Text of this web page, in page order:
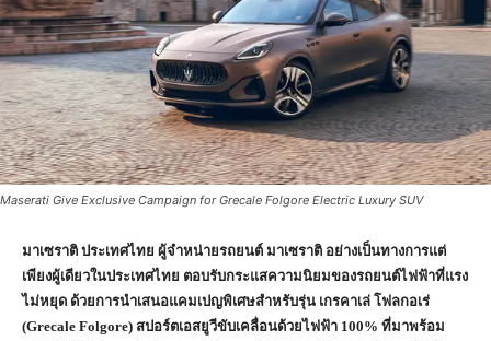
Maserati Give Exclusive Campaign for Grecale Folgore Electric Luxury SUV
มาเซราติ ประเทศไทย ผู้จำหน่ายรถยนต์ มาเซราติ อย่างเป็นทางการแต่
เพียงผู้เดียวในประเทศไทย ตอบรับกระแสความนิยมของรถยนต์ไฟฟ้าที่แรง
ไม่หยุด ด้วยการนำเสนอแคมเปญพิเศษสำหรับรุ่น เกรคาเล่ โฟลกอเร่
(Grecale Folgore) สปอร์ตเอสยูวีขับเคลื่อนด้วยไฟฟ้า 100% ที่มาพร้อม